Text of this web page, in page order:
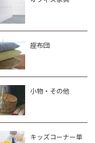
座布団
小物・その他
キッズコーナー単